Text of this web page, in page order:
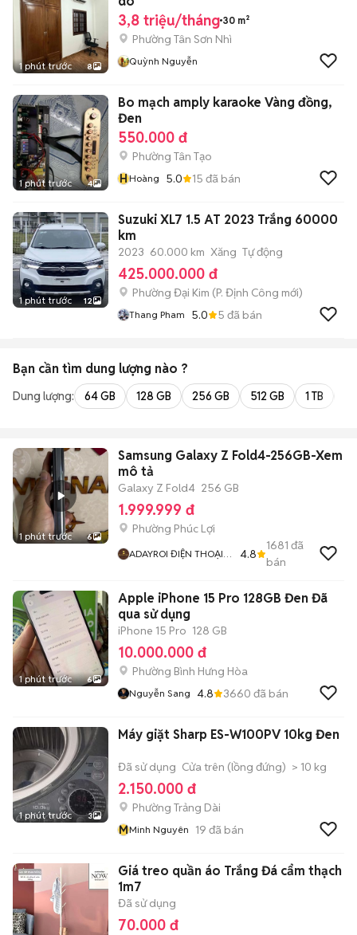
1 phút trước 8
3,8 triệu/tháng 30 m²
Phường Tân Sơn Nhì
Quỳnh Nguyễn
1 phút trước 4
Bo mạch amply karaoke Vàng đồng,
Đen
550.000 đ
Phường Tân Tạo
HHoàng 5.0 15 đã bán
1 phút trước 12
Suzuki XL7 1.5 AT 2023 Trắng 60000
km
2023 60.000 km Xăng Tự động
425.000.000 đ
Phường Đại Kim (P. Định Công mới)
Thang Pham 5.0 5 đã bán
Bạn cần tìm dung lượng nào ?
Dung lượng: 64 GB 128 GB 256 GB 512 GB 1 TB
1 phút trước 6
Samsung Galaxy Z Fold4-256GB-Xem
mô tả
Galaxy Z Fold4 256 GB
1.999.999 đ
Phường Phúc Lợi
ADAYROI ĐIỆN THOẠI
4.8
1681 đã
bán
1 phút trước 6
Apple iPhone 15 Pro 128GB Đen Đã
qua sử dụng
iPhone 15 Pro 128 GB
10.000.000 đ
Phường Bình Hưng Hòa
Nguyễn Sang 4.8 3660 đã bán
1 phút trước 3
Máy giặt Sharp ES-W100PV 10kg Đen
Đã sử dụng Cửa trên (lồng đứng) > 10 kg
2.150.000 đ
Phường Trảng Dài
MMinh Nguyên 19 đã bán
Giá treo quần áo Trắng Đá cẩm thạch
1m7
Đã sử dụng
70.000 đ